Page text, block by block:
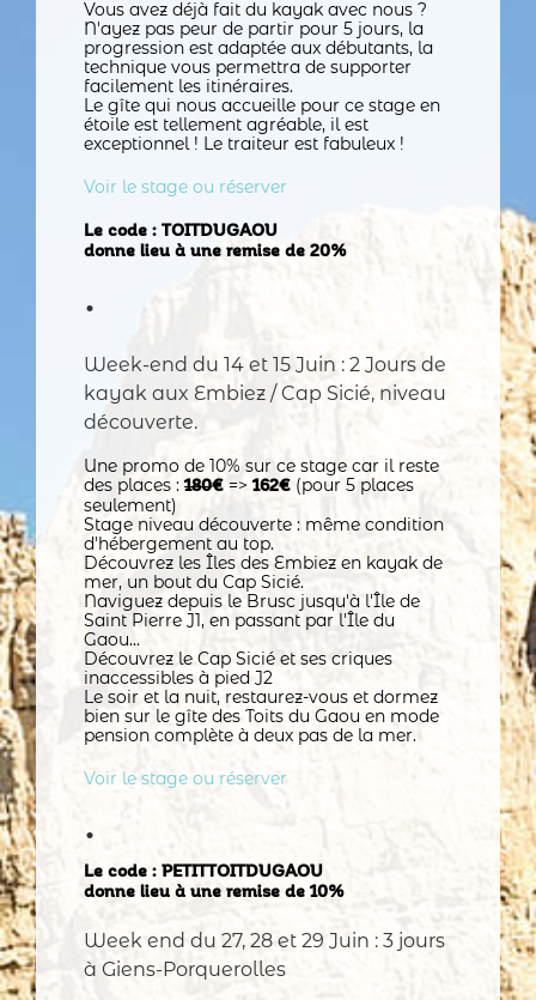
Vous avez déjà fait du kayak avec nous ?
N'ayez pas peur de partir pour 5 jours, la
progression est adaptée aux débutants, la
technique vous permettra de supporter
facilement les itinéraires.
Le gîte qui nous accueille pour ce stage en
étoile est tellement agréable, il est
exceptionnel ! Le traiteur est fabuleux !
Voir le stage ou réserver
Le code : TOITDUGAOU
donne lieu à une remise de 20%
•
Week-end du 14 et 15 Juin : 2 Jours de
kayak aux Embiez / Cap Sicié, niveau
découverte.
Une promo de 10% sur ce stage car il reste
des places :180€ => 162€ (pour 5 places
seulement)
Stage niveau découverte : même condition
d'hébergement au top.
Découvrez les Îles des Embiez en kayak de
mer, un bout du Cap Sicié.
Naviguez depuis le Brusc jusqu'à l'Île de
Saint Pierre J1, en passant par l'Île du
Gaou...
Découvrez le Cap Sicié et ses criques
inaccessibles à pied J2
Le soir et la nuit, restaurez-vous et dormez
bien sur le gîte des Toits du Gaou en mode
pension complète à deux pas de la mer.
Voir le stage ou réserver
•
Le code : PETITTOITDUGAOU
donne lieu à une remise de 10%
Week end du 27, 28 et 29 Juin : 3 jours
à Giens-Porquerolles